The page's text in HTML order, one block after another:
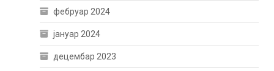
фебруар 2024
јануар 2024
децембар 2023